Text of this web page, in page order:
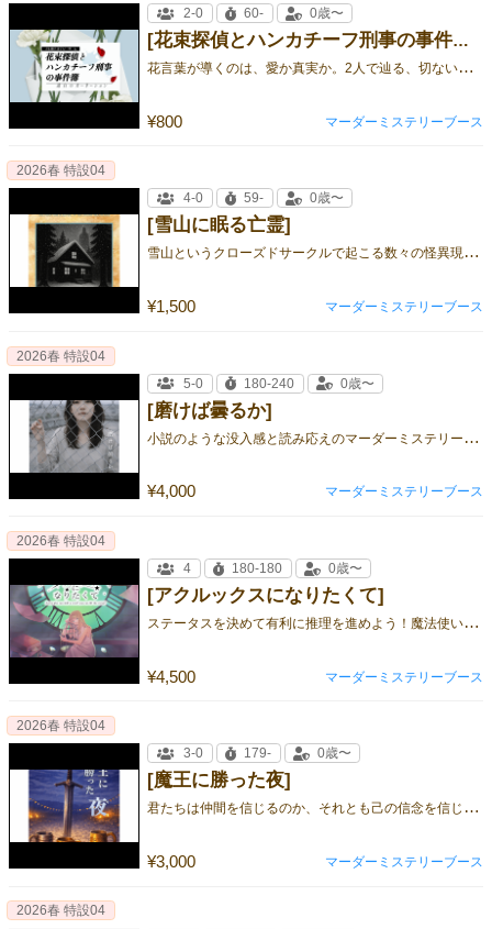
[花束探偵とハンカチーフ刑事の事件簿 〜遺白のカーネーション〜]
花
言葉が導くのは、愛か真実か。2人で辿る、切ない事件の結末
¥800
2-0 60- 0歳〜
マーダーミステリーブース
[雪山に眠る亡霊]
雪
山というクローズドサークルで起こる数々の怪異現象は、幽霊の仕業…？殺人事件の犯人と、幽霊の正体を暴け！
¥1,500
2026春 特設04
4-0
59- 0歳〜
マーダーミステリーブース
[磨けば曇るか]
小
説のような没入感と読み応えのマーダーミステリーシリーズ第六弾! ——私は、ずっと私じゃなかった。【初版特典付き】高山まさみ初
¥4,000
2026春 特設04
5-0
180-240 0歳〜
マーダーミステリーブース
[アクルックスになりたくて]
ス
テータスを決めて有利に推理を進めよう！魔法使いのタマゴたちのストーリー
¥4,500
2026春 特設04
4
180-180 0歳〜
マーダーミステリーブース
[魔王に勝った夜]
君
たちは仲間を信じるのか、それとも己の信念を信じるのか。それぞれの正義が交錯するマーダーミステリー。
¥3,000
2026春 特設04
3-0
179- 0歳〜
マーダーミステリーブース
2026春 特設04